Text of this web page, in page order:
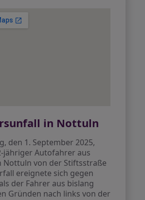
in Nottuln
den 1. September 2025,
jähriger Autofahrer aus
Nottuln von der Stiftsstraße
ereignete sich gegen
der Fahrer aus bislang
Gründen nach links von der